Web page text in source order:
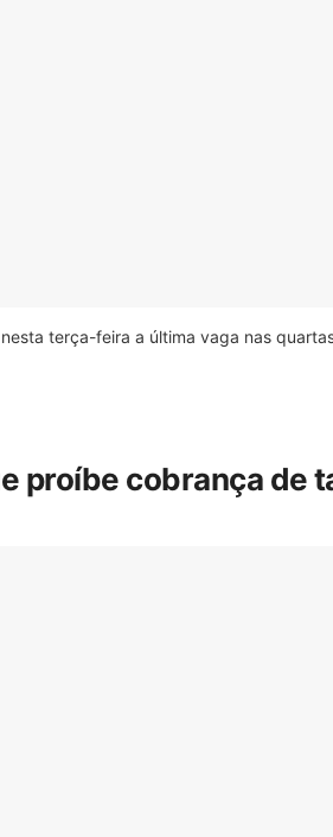
terça-feira a última vaga nas
proíbe cobrança de